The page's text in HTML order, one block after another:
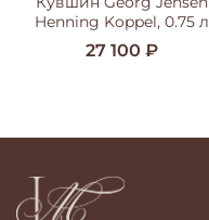
Henning Koppel, 0.75 л
27 100 ₽